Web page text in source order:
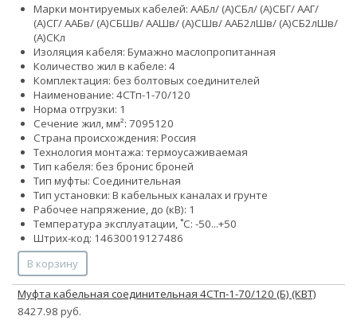
Марки монтируемых кабелей: ААБл/ (А)СБл/ (А)СБГ/ ААГ/
(А)СГ/ ААБв/ (А)СБШв/ ААШв/ (А)СШв/ ААБ2лШв/ (А)СБ2лШв/
(А)СКл
Изоляция кабеля: Бумажно маслопропитанная
Количество жил в кабеле: 4
Комплектация: без болтовых соединителей
Наименование: 4СТп-1-70/120
Норма отгрузки: 1
Сечение жил, мм²: 7095120
Страна происхождения: Россия
Технология монтажа: термоусаживаемая
Тип кабеля: без бронис броней
Тип муфты: Соединительная
Тип установки: В кабельных каналах и грунте
Рабочее напряжение, до (кВ): 1
Температура эксплуатации, ˚С: -50...+50
Штрих-код: 14630019127486
В корзину
Муфта кабельная соединительная 4СТп-1-70/120 (Б) (КВТ)
8427.98 руб.